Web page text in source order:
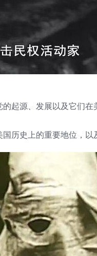
起源、发展以及它们
历史上的重要地位，以